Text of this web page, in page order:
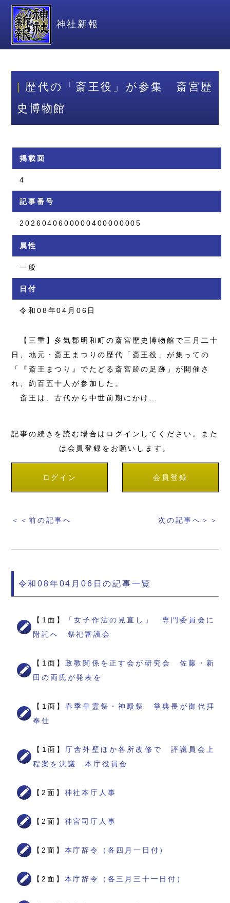
神社新報
歴代の「斎王役」が参集 斎宮歴
史博物館
掲載面
4
記事番号
2026040600000400000005
属性
一般
日付
令和08年04月06日
【三重】多気郡明和町の斎宮歴史博物館で三月二十
日、地元・斎王まつりの歴代「斎王役」が集っての
「『斎王まつり』でたどる斎宮跡の足跡」が開催さ
れ、約百五十人が参加した。
斎王は、古代から中世前期にかけ…
記事の続きを読む場合はログインしてください。また
は会員登録をお願いします。
ログイン 会員登録
＜＜前の記事へ 次の記事へ＞＞
令和08年04月06日の記事一覧
【1面】
「女子作法の見直し」 専門委員会に
附託へ 祭祀審議会
【1面】政教関係を正す会が研究会 佐藤・新
田の両氏が発表を
【1面】春季皇霊祭・神殿祭 掌典長が御代拝
奉仕
【1面】 庁舎外壁ほか各所改修で 評議員会上
程案を決議 本庁役員会
【2面】 神社本庁人事
【2面】 神宮司庁人事
【2面】 本庁辞令（各四月一日付）
【2面】 本庁辞令（各三月三十一日付）